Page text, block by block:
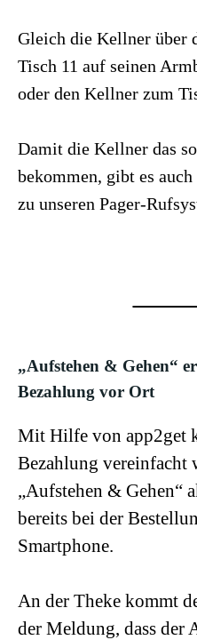
Gleich die Kellner über
Tisch 11 auf seinen
oder den Kellner zum
Damit die Kellner das
bekommen, gibt es
zu unseren Pager-
„Aufstehen & Gehen“
Bezahlung vor Ort
Mit Hilfe von app2get
Bezahlung vereinfacht
„Aufstehen & Gehen“
bereits bei der
Smartphone.
An der Theke kommt
der Meldung, dass der